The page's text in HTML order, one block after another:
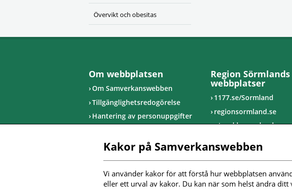
Övervikt och obesitas
Om webbplatsen
Om Samverkanswebben
Tillgänglighetsredogörelse
Hantering av personuppgifter
Region Sörmlands
webbplatser
1177.se/Sormland
regionsormland.se
utvecklasormland.se
Följ oss i sociala
Kakor på Samverkanswebben
Vi använder kakor för att förstå hur webbplatsen
eller ett urval av kakor. Du kan när som helst ändra